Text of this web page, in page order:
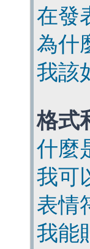
在發
為什
我該
格式
什麼
我可
表情
我能